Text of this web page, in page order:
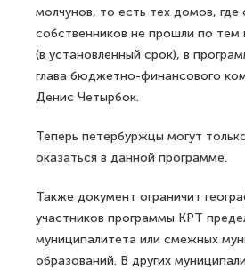
молчунов, то есть тех домов, где
собственников не прошли по тем
(в установленный срок), в
глава бюджетно-финансового
Денис Четырбок.
Теперь петербуржцы могут
оказаться в данной программе.
Также документ ограничит
участников программы КРТ
муниципалитета или смежных
образований. В других